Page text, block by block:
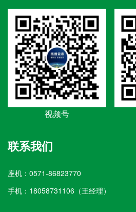
视频号
联系我们
座机：0571-86823770
手机：18058731106（王经理）